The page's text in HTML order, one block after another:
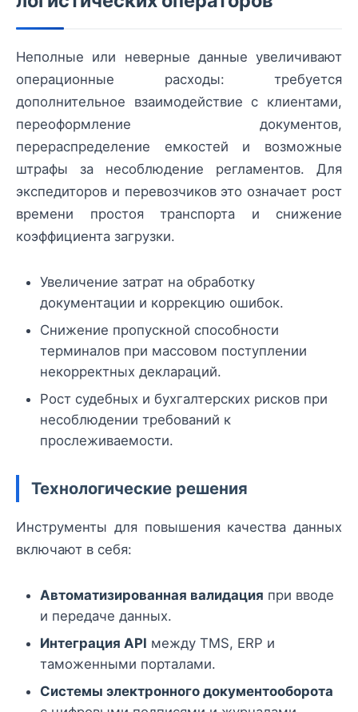
Неполные или неверные данные увеличивают
операционные расходы: требуется
дополнительное взаимодействие с клиентами,
переоформление документов,
перераспределение емкостей и возможные
штрафы за несоблюдение регламентов. Для
экспедиторов и перевозчиков это означает рост
времени простоя транспорта и снижение
коэффициента загрузки.
Увеличение затрат на обработку
документации и коррекцию ошибок.
Снижение пропускной способности
терминалов при массовом поступлении
некорректных деклараций.
Рост судебных и бухгалтерских рисков при
несоблюдении требований к
прослеживаемости.
Технологические решения
Инструменты для повышения качества данных
включают в себя:
Автоматизированная валидация при вводе
и передаче данных.
Интеграция API между TMS, ERP и
таможенными порталами.
Системы электронного документооборота